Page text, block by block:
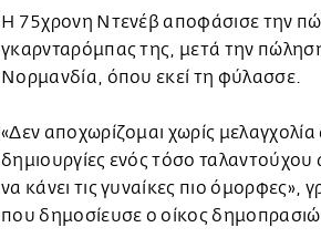
Η 75χρονη Ντενέβ αποφάσισε την
γκαρνταρόμπας της, μετά την
Νορμανδία, όπου εκεί τη φύλασσε.
«Δεν αποχωρίζομαι χωρίς μελαγχολία
δημιουργίες ενός τόσο ταλαντούχου
να κάνει τις γυναίκες πιο όμορφες»,
που δημοσίευσε ο οίκος